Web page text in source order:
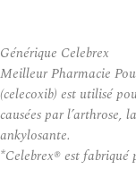
Générique Celebrex
Meilleur Pharmacie
(celecoxib) est utilisé
causées par
ankylosante.
*Celebrex® est fabriqué